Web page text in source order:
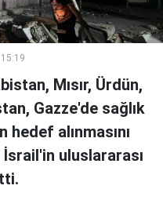
Mısır, Ürdün,
Gazze'de sağlık
alınmasını
uluslararası